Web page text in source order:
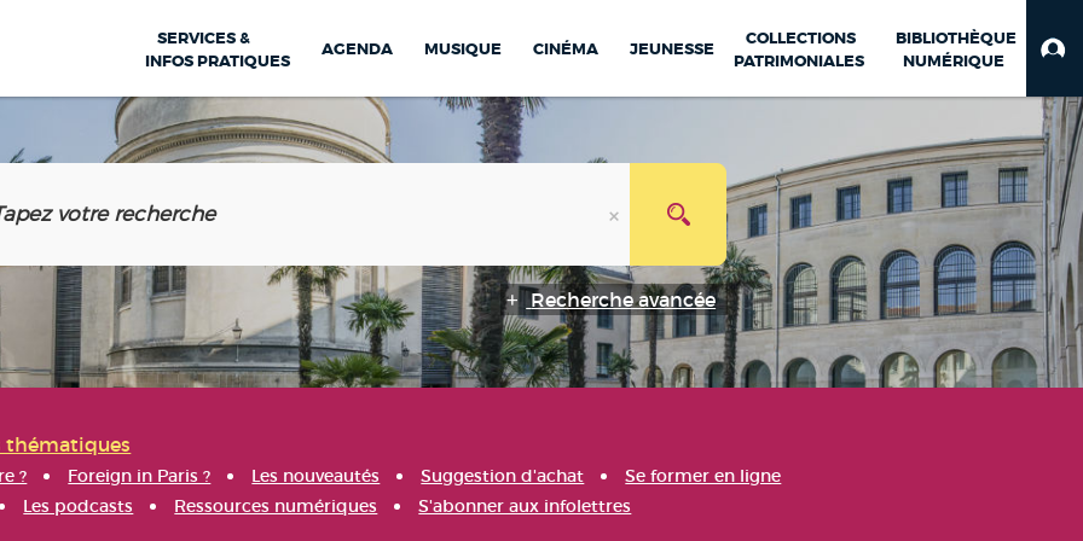
SERVICES &
INFOS PRATIQUES
AGENDA MUSIQUE CINÉMA JEUNESSE
COLLECTIONS
PATRIMONIALES
BIBLIOTHÈQUE
NUMÉRIQUE
Recherche avancée
thématiques
? Foreign in Paris ? Les nouveautés Suggestion d'achat
Se former en ligne
Les podcasts Ressources numériques S'abonner aux infolettres